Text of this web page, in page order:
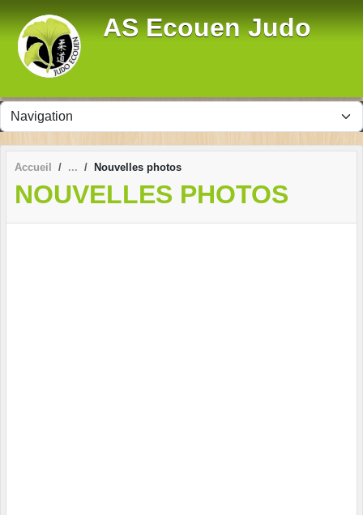
AS Ecouen Judo
Accueil Nouvelles photos
NOUVELLES PHOTOS